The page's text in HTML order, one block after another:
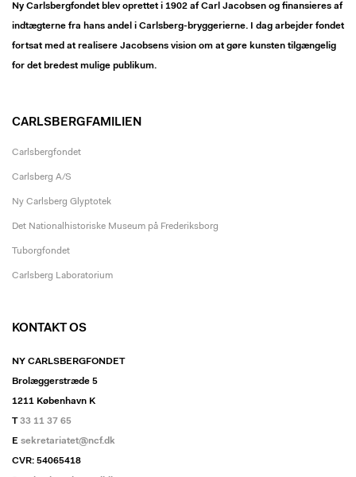
Ny Carlsbergfondet blev oprettet i 1902 af Carl Jacobsen og finansieres af
indtægterne fra hans andel i Carlsberg-bryggerierne. I dag arbejder fondet
fortsat med at realisere Jacobsens vision om at gøre kunsten tilgængelig
for det bredest mulige publikum.
CARLSBERGFAMILIEN
Carlsbergfondet
Carlsberg A/S
Ny Carlsberg Glyptotek
Det Nationalhistoriske Museum på Frederiksborg
Tuborgfondet
Carlsberg Laboratorium
KONTAKT OS
NY CARLSBERGFONDET
Brolæggerstræde 5
1211 København K
T33 11 37 65
E sekretariatet@ncf.dk
CVR: 54065418